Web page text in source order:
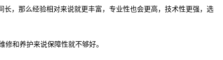
，那么经验相对来说就更丰富，专业性也会更高，技术性更强，选
和养护来说保障性就不够好。